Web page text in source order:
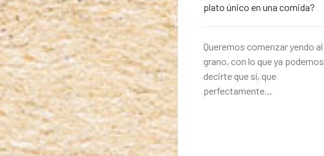
plato único en una comida?
Queremos comenzar yendo al
grano, con lo que ya podemos
decirte que sí, que
perfectamente...